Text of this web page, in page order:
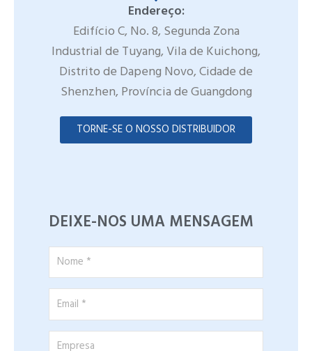
Endereço:
Edifício C, No. 8, Segunda Zona
Industrial de Tuyang, Vila de Kuichong,
Distrito de Dapeng Novo, Cidade de
Shenzhen, Província de Guangdong
TORNE-SE O NOSSO DISTRIBUIDOR
DEIXE-NOS UMA MENSAGEM
Nome
*
Email
*
Empresa